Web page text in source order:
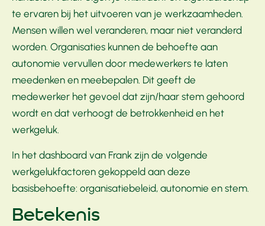
te ervaren bij het uitvoeren van je werkzaamheden.
Mensen willen wel veranderen, maar niet veranderd
worden. Organisaties kunnen de behoefte aan
autonomie vervullen door medewerkers te laten
meedenken en meebepalen. Dit geeft de
medewerker het gevoel dat zijn/haar stem gehoord
wordt en dat verhoogt de betrokkenheid en het
werkgeluk.
In het dashboard van Frank zijn de volgende
werkgelukfactoren gekoppeld aan deze
basisbehoefte: organisatiebeleid, autonomie en stem.
Betekenis